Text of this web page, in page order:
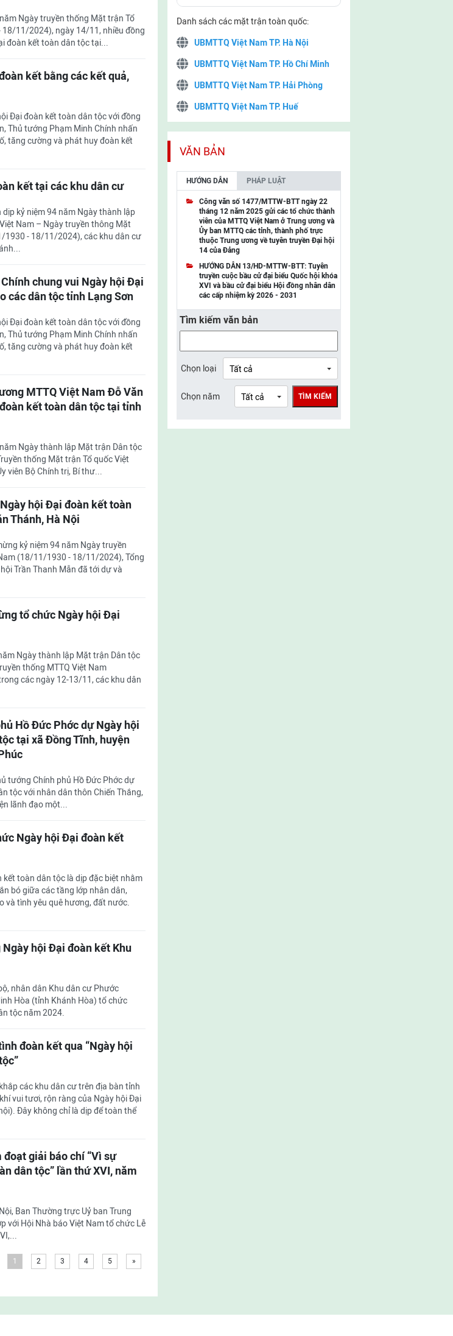
Ngày truyền thống Mặt trận Tổ
11/2024), ngày 14/11, nhiều đồng
đoàn kết toàn dân tộc tại...
kết bằng các kết quả,
Đại đoàn kết toàn dân tộc với đồng
Thủ tướng Phạm Minh Chính nhấn
tăng cường và phát huy đoàn kết
kết tại các khu dân cư
kỷ niệm 94 năm Ngày thành lập
Nam – Ngày truyền thông Mặt
1930 - 18/11/2024), các khu dân cư
chung vui Ngày hội Đại
các dân tộc tỉnh Lạng Sơn
Đại đoàn kết toàn dân tộc với đồng
Thủ tướng Phạm Minh Chính nhấn
tăng cường và phát huy đoàn kết
MTTQ Việt Nam Đỗ Văn
kết toàn dân tộc tại tỉnh
Ngày thành lập Mặt trận Dân tộc
thống Mặt trận Tổ quốc Việt
Bộ Chính trị, Bí thư...
hội Đại đoàn kết toàn
Thánh, Hà Nội
kỷ niệm 94 năm Ngày truyền
(18/11/1930 - 18/11/2024), Tổng
Trần Thanh Mẫn đã tới dự và
tổ chức Ngày hội Đại
Ngày thành lập Mặt trận Dân tộc
thống MTTQ Việt Nam
các ngày 12-13/11, các khu dân
Hồ Đức Phớc dự Ngày hội
tại xã Đồng Tĩnh, huyện
tướng Chính phủ Hồ Đức Phớc dự
tộc với nhân dân thôn Chiến Thắng,
lãnh đạo một...
Ngày hội Đại đoàn kết
toàn dân tộc là dịp đặc biệt nhằm
bó giữa các tầng lớp nhân dân,
và tình yêu quê hương, đất nước.
Ngày hội Đại đoàn kết Khu
nhân dân Khu dân cư Phước
Hòa (tỉnh Khánh Hòa) tổ chức
tộc năm 2024.
đoàn kết qua “Ngày hội
các khu dân cư trên địa bàn tỉnh
vui tươi, rộn ràng của Ngày hội Đại
Đây không chỉ là dịp để toàn thể
giải báo chí “Vì sự
dân tộc” lần thứ XVI, năm
Ban Thường trực Uỷ ban Trung
với Hội Nhà báo Việt Nam tổ chức Lễ
1 2 3 4 5 »
Danh sách các mặt trận toàn quốc:
UBMTTQ Việt Nam TP. Hà Nội
UBMTTQ Việt Nam TP. Hồ Chí Minh
UBMTTQ Việt Nam TP. Hải Phòng
UBMTTQ Việt Nam TP. Huế
UBMTTQ Việt Nam TP. Cần Thơ
UBMTTQ Việt Nam tỉnh Quảng Ninh
UBMTTQ Việt Nam tỉnh Cao Bằng
UBMTTQ Việt Nam tỉnh Lạng Sơn
UBMTTQ Việt Nam tỉnh Lai Châu
UBMTTQ Việt Nam tỉnh Điện Biên
UBMTTQ Việt Nam tỉnh Sơn La
UBMTTQ Việt Nam tỉnh Thanh Hóa
UBMTTQ Việt Nam tỉnh Nghệ An
UBMTTQ Việt Nam tỉnh Lào Cai
UBMTTQ Việt Nam tỉnh Thái Nguyên
VĂN BẢN
HƯỚNG DẪN PHÁP LUẬT
Công văn số 1477/MTTW-BTT ngày 22
tháng 12 năm 2025 gửi các tổ chức thành
viên của MTTQ Việt Nam ở Trung ương và
Ủy ban MTTQ các tỉnh, thành phố trực
thuộc Trung ương về tuyên truyền Đại hội
14 của Đảng
HƯỚNG DẪN 13/HD-MTTW-BTT: Tuyên
truyền cuộc bầu cử đại biểu Quốc hội khóa
XVI và bầu cử đại biểu Hội đồng nhân dân
các cấp nhiệm kỳ 2026 - 2031
Tìm kiếm văn bản
Chọn loại
Chọn năm TÌM KIẾM